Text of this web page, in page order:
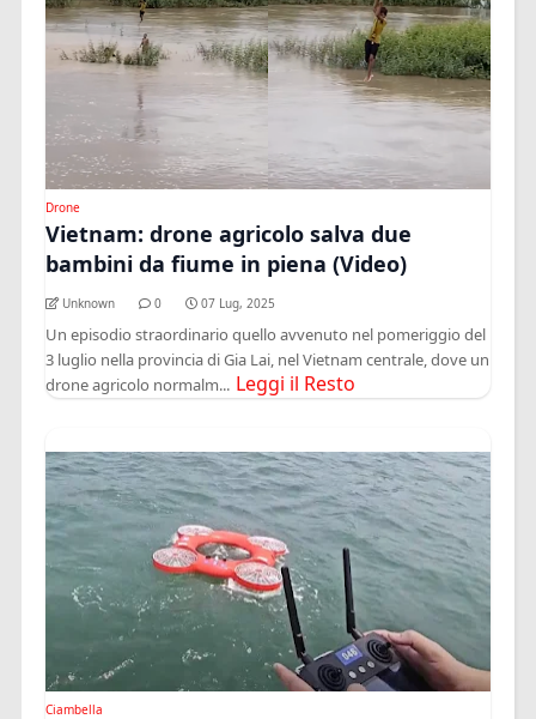
Drone
Vietnam: drone agricolo salva due
bambini da fiume in piena (Video)
Unknown 0 07 Lug, 2025
Un episodio straordinario quello avvenuto nel pomeriggio del
3 luglio nella provincia di Gia Lai, nel Vietnam centrale, dove un
drone agricolo normalm... Leggi il Resto
Ciambella